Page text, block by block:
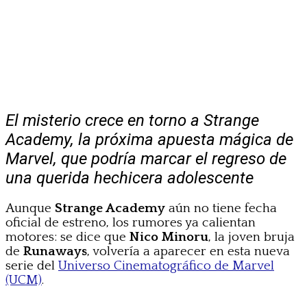
El misterio crece en torno a Strange
Academy, la próxima apuesta mágica de
Marvel, que podría marcar el regreso de
una querida hechicera adolescente
Aunque Strange Academy aún no tiene fecha
oficial de estreno, los rumores ya calientan
motores: se dice que Nico Minoru, la joven bruja
de Runaways, volvería a aparecer en esta nueva
serie del Universo Cinematográfico de Marvel
(UCM).